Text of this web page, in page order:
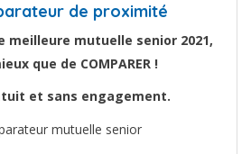
de proximité
meilleure mutuelle senior 2021,
que de COMPARER !
et sans engagement.